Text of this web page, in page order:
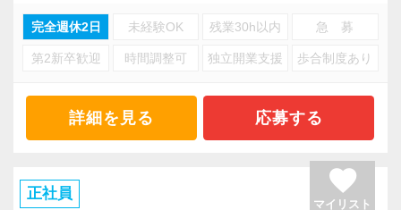
当事務所には、次世代のプロをじっくり育てる
文化と、それを支えるチーム体制、そして正当
に頑張りを評価する制度（評価制度導入済み）
が整っています。
退職金制度（勤続3年以上）に加え、個人の資産
を掛け合える温かで穏やかな雰囲気が自慢で
す。
とは無縁の職場です。
―――【3】 豊富な法人案件を支える、やりが
いのあるデスクワーク
っています。
法人税申告書の作成、相続税申告、節税対策
他士業とのネットワークを利用したワンスト
完全週休2日 未経験OK 残業30h以内 急 募
第2新卒歓迎 時間調整可 独立開業支援 歩合制度あり
詳細を見る 応募する
正社員 favorite
マイリスト